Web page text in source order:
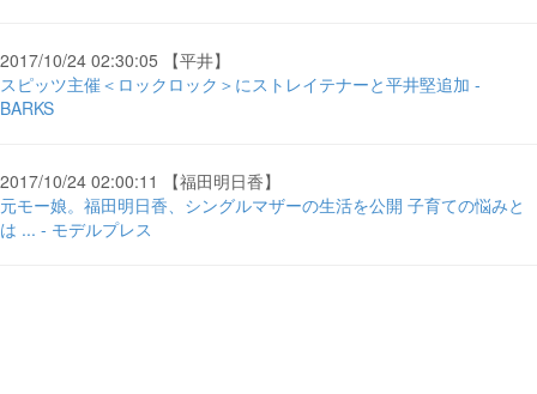
2017/10/24 02:30:05 【平井】
スピッツ主催＜ロックロック＞にストレイテナーと平井堅追加 -
BARKS
2017/10/24 02:00:11 【福田明日香】
元モー娘。福田明日香、シングルマザーの生活を公開 子育ての悩みと
は ... - モデルプレス